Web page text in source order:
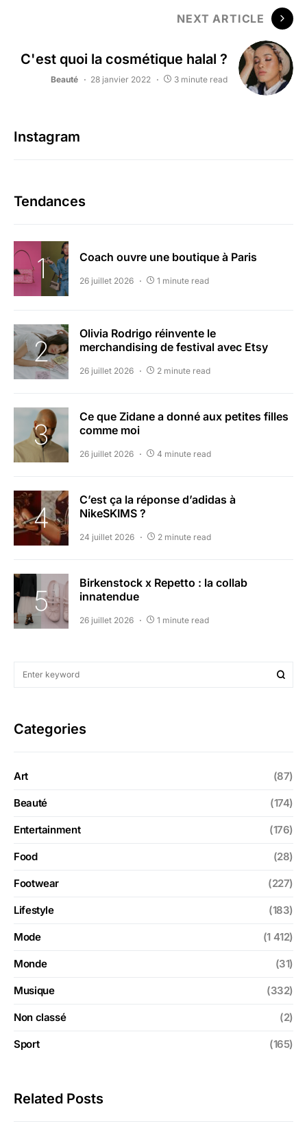
NEXT ARTICLE
C'est quoi la cosmétique halal ?
Beauté 28 janvier 2022 3 minute read
Instagram
Tendances
Coach ouvre une boutique à Paris
26 juillet 2026 1 minute read
Olivia Rodrigo réinvente le
merchandising de festival avec Etsy
26 juillet 2026 2 minute read
Ce que Zidane a donné aux petites filles
comme moi
26 juillet 2026 4 minute read
C’est ça la réponse d’adidas à
NikeSKIMS ?
24 juillet 2026 2 minute read
Birkenstock x Repetto : la collab
innatendue
26 juillet 2026 1 minute read
Categories
Art (87)
Beauté (174)
Entertainment (176)
Food (28)
Footwear (227)
Lifestyle (183)
Mode (1 412)
Monde (31)
Musique (332)
Non classé (2)
Sport (165)
Related Posts